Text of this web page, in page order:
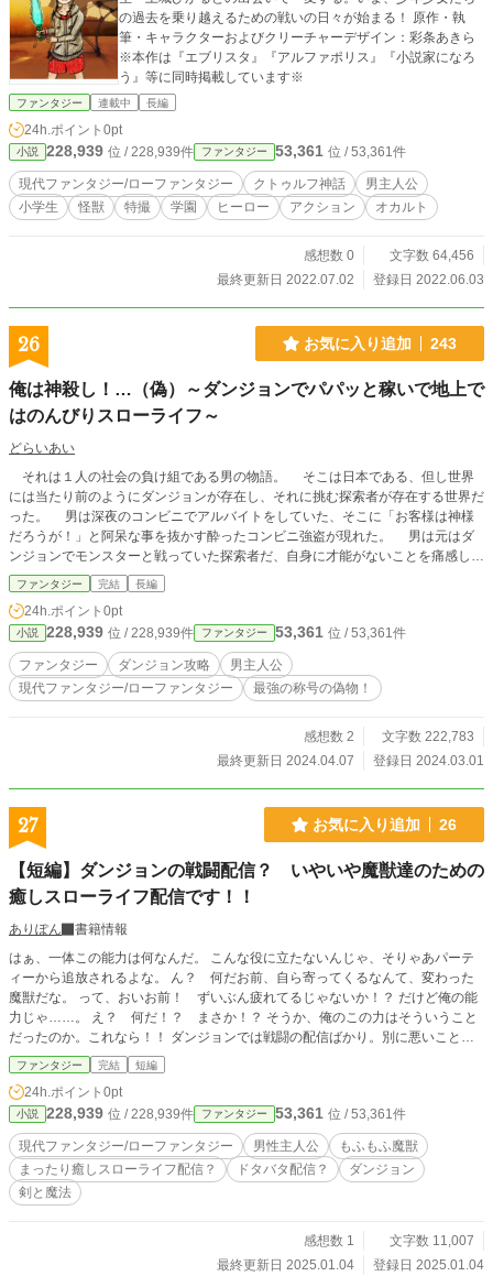
の過去を乗り越えるための戦いの日々が始まる！ 原作・執
筆・キャラクターおよびクリーチャーデザイン：彩条あきら
※本作は『エブリスタ』『アルファポリス』『小説家になろ
う』等に同時掲載しています※
ファンタジー 連載中 長編
24h.ポイント 0pt
小説 228,939 位 / 228,939件 ファンタジー 53,361 位 / 53,361件
現代ファンタジー/ローファンタジー クトゥルフ神話
男主人公
小学生
怪獣 特撮 学園 ヒーロー アクション オカルト
感想数 0
文字数 64,456
最終更新日 2022.07.02
登録日 2022.06.03
26 お気に入り追加 243
俺は神殺し！…（偽）～ダンジョンでパパッと稼いで地上で
はのんびりスローライフ～
どらいあい
それは１人の社会の負け組である男の物語。 そこは日本である、但し世界
には当たり前のようにダンジョンが存在し、それに挑む探索者が存在する世界だ
った。 男は深夜のコンビニでアルバイトをしていた、そこに「お客様は神様
だろうが！」と阿呆な事を抜かす酔ったコンビニ強盗が現れた。 男は元はダ
ンジョンでモンスターと戦っていた探索者だ、自身に才能がないことを痛感し探
索者から足を洗った過去があった。 そんな事は知らないで、男にナイフ１本
で挑む四十過ぎのハゲオヤジはコンビニの奥に店の売り上げ金があると言われて
奥に連れて行かれしばきまわされてしまった。男の勝利である。 しかしそこ
で一つの奇跡が起こる、なんと神を自称する者を倒した男は称号『神殺し
（偽）』を手に入れてしまったのだ。 偽物とは言え、その称号をセットする
事で得られるステータス補正は圧倒的だった、男は一瞬にして最強になったので
ある。 これはそんな最強となった男がその力を使い、ダンジョンでパパッと
ファンタジー 完結 長編
24h.ポイント 0pt
小説 228,939 位 / 228,939件 ファンタジー 53,361 位 / 53,361件
ファンタジー ダンジョン攻略
男主人公
現代ファンタジー/ローファンタジー
最強の称号の偽物！
感想数 2
文字数 222,783
最終更新日 2024.04.07
登録日 2024.03.01
27 お気に入り追加 26
【短編】ダンジョンの戦闘配信？ いやいや魔獣達のための
癒しスローライフ配信です！！
ありぽん
書籍情報
はぁ、一体この能力は何なんだ。 こんな役に立たないんじゃ、そりゃあパーテ
ィーから追放されるよな。 ん？ 何だお前、自ら寄ってくるなんて、変わった
魔獣だな。 って、おいお前！ ずいぶん疲れてるじゃないか！？ だけど俺の能
力じゃ……。 え？ 何だ！？ まさか！？ そうか、俺のこの力はそういうこと
だったのか。これなら！！ ダンジョンでは戦闘の配信ばかり。別に悪いことじ
ゃいけれど、だけど戦闘後の魔獣達は？ 魔獣達だって人同様疲れるんだ。 だか
ら俺は、授かったこの力を使って戦闘後の魔獣達を。いやいや共に暮らしている
魔獣達 が、まったりゆっくり暮らせるように、魔獣専用もふもふスローライフ
配信を始めよう！！ ＝＝＝＝＝＝＝＝＝＝＝＝＝＝＝＝＝＝＝＝
＝＝＝＝＝＝＝ お読みいただきありがとうございます。 こちらの短編、ただい
ま掲載しております、 『ダンジョンの戦闘配信？ いやいや魔獣達のための癒
しスローライフ配信です！！』 本編の前日談となっております。 本編もよろし
くお願いします。
ファンタジー 完結 短編
24h.ポイント 0pt
小説 228,939 位 / 228,939件 ファンタジー 53,361 位 / 53,361件
現代ファンタジー/ローファンタジー 男性主人公
もふもふ魔獣
まったり癒しスローライフ配信？
ドタバタ配信？
ダンジョン
剣と魔法
感想数 1
文字数 11,007
最終更新日 2025.01.04
登録日 2025.01.04